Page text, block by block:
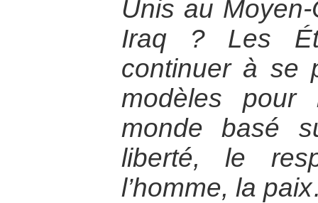
Unis au
Iraq ? Les
continuer à se
modèles pour
monde basé
liberté, le
l’homme, la